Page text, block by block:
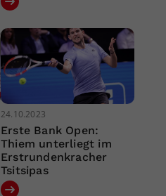
24.10.2023
Erste Bank Open:
Thiem unterliegt im
Erstrundenkracher
Tsitsipas